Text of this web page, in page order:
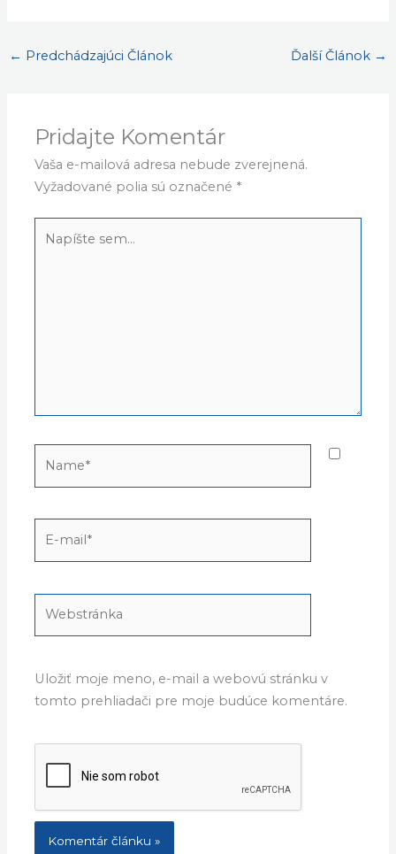
← Predchádzajúci Článok Ďalší Článok →
Pridajte Komentár
Vaša e-mailová adresa nebude zverejnená.
Vyžadované polia sú označené *
sem...
Uložiť moje meno, e-mail a webovú stránku v
tomto prehliadači pre moje budúce komentáre.